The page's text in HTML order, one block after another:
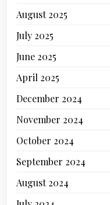
August 2025
July 2025
June 2025
April 2025
December 2024
November 2024
October 2024
September 2024
August 2024